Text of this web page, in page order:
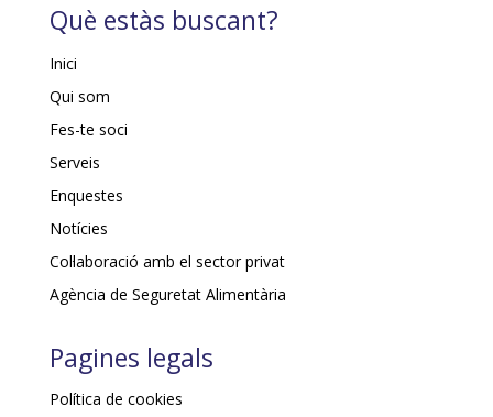
Què estàs buscant?
Inici
Qui som
Fes-te soci
Serveis
Enquestes
Notícies
Col·laboració amb el sector privat
Agència de Seguretat Alimentària
Pagines legals
Política de cookies